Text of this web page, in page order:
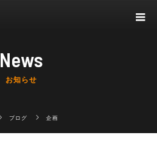
News
お知らせ
ブログ 企画